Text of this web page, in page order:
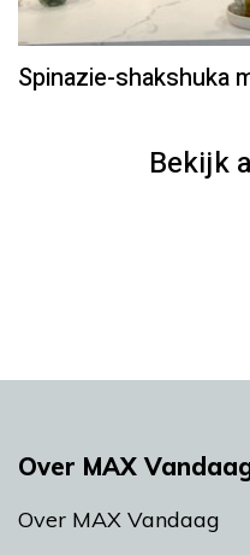
Spinazie-shakshuka
Bekijk
Over MAX
Over MAX Vandaag